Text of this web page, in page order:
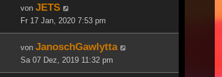
von JETS
Fr 17 Jan, 2020 7:53 pm
von JanoschGawlytta
Sa 07 Dez, 2019 11:32 pm